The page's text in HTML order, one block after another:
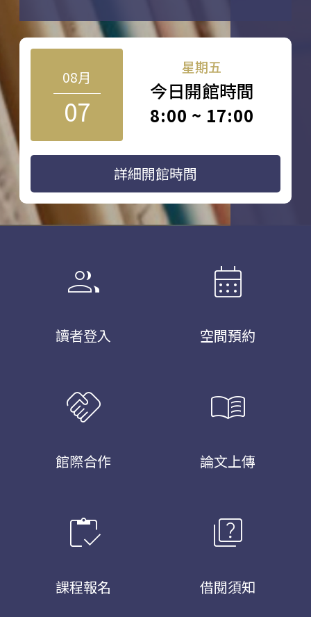
08月
07
星期五
今日開館時間
8:00 ~ 17:00
詳細開館時間
group
讀者登入
calendar_month
空間預約
handshake
館際合作
menu_book
論文上傳
inventory
課程報名
quiz
借閱須知